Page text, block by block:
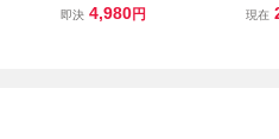
★ ぷよぷよ ファミコン
即決 4,980円
ぱ
現在